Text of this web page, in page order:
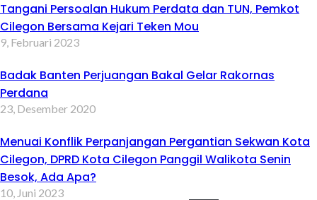
Tangani Persoalan Hukum Perdata dan TUN, Pemkot
Cilegon Bersama Kejari Teken Mou
9, Februari 2023
Badak Banten Perjuangan Bakal Gelar Rakornas
Perdana
23, Desember 2020
Menuai Konflik Perpanjangan Pergantian Sekwan Kota
Cilegon, DPRD Kota Cilegon Panggil Walikota Senin
Besok, Ada Apa?
10, Juni 2023